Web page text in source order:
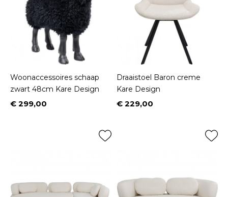
Woonaccessoires schaap
zwart 48cm Kare Design
Prijs
€ 299,00
Draaistoel Baron creme
Kare Design
Prijs
€ 229,00